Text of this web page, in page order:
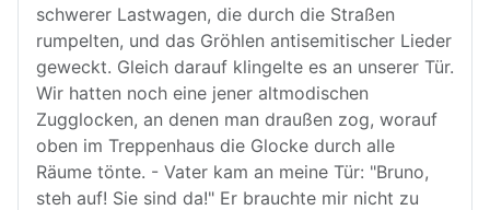
schwerer Lastwagen, die durch die Straßen
rumpelten, und das Gröhlen antisemitischer Lieder
geweckt. Gleich darauf klingelte es an unserer Tür.
Wir hatten noch eine jener altmodischen
Zugglocken, an denen man draußen zog, worauf
oben im Treppenhaus die Glocke durch alle
Räume tönte. - Vater kam an meine Tür: "Bruno,
steh auf! Sie sind da!" Er brauchte mir nicht zu